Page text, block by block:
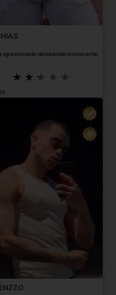
apasionado deseando conocerte.